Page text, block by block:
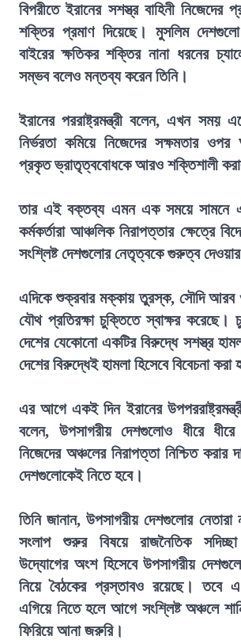
বিপরীতে ইরানের সশস্ত্র বাহিনী
শক্তির প্রমাণ দিয়েছে। মুসলিম
বাইরের ক্ষতিকর শক্তির নানা ধরনের
সম্ভব বলেও মন্তব্য করেন তিনি।
ইরানের পররাষ্ট্রমন্ত্রী বলেন, এখন সময়
নির্ভরতা কমিয়ে নিজেদের সক্ষমতার
প্রকৃত ভ্রাতৃত্ববোধকে আরও শক্তিশালী
তার এই বক্তব্য এমন এক সময়ে সামনে
কর্মকর্তারা আঞ্চলিক নিরাপত্তার ক্ষেত্রে
সংশ্লিষ্ট দেশগুলোর নেতৃত্বকে গুরুত্ব
এদিকে শুক্রবার মক্কায় তুরস্ক, সৌদি আরব
যৌথ প্রতিরক্ষা চুক্তিতে স্বাক্ষর করেছে।
দেশের যেকোনো একটির বিরুদ্ধে সশস্ত্র
দেশের বিরুদ্ধেই হামলা হিসেবে বিবেচনা করা
এর আগে একই দিন ইরানের
বলেন, উপসাগরীয় দেশগুলোও ধীরে
নিজেদের অঞ্চলের নিরাপত্তা নিশ্চিত করার
দেশগুলোকেই নিতে হবে।
তিনি জানান, উপসাগরীয় দেশগুলোর
সংলাপ শুরুর বিষয়ে রাজনৈতিক
উদ্যোগের অংশ হিসেবে উপসাগরীয় দেশগুলোর
নিয়ে বৈঠকের প্রস্তাবও রয়েছে। তবে
এগিয়ে নিতে হলে আগে সংশ্লিষ্ট অঞ্চলে
ফিরিয়ে আনা জরুরি।